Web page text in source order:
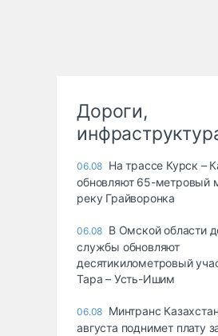
Дороги,
06.08 На трассе Курск –
обновляют 65-метровый
реку Грайворонка
06.08 В Омской области
службы обновляют
десятикилометровый
Тара – Усть-Ишим
06.08 Минтранс
августа поднимет плату